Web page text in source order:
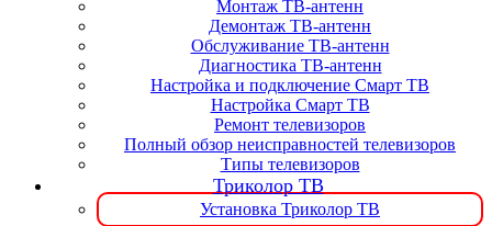
Монтаж ТВ-антенн
Демонтаж ТВ-антенн
Обслуживание ТВ-антенн
Диагностика ТВ-антенн
Настройка и подключение Смарт ТВ
Настройка Смарт ТВ
Ремонт телевизоров
Полный обзор неисправностей телевизоров
Типы телевизоров
Триколор ТВ
Установка Триколор ТВ